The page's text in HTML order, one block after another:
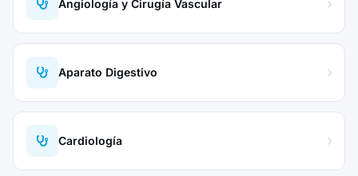
Angiología y Cirugía Vascular
Aparato Digestivo
Cardiología